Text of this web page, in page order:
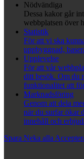
Nödvändiga
Dessa kakor går
webbplatsen över
Statistik
För att vi ska
uppbyggnad,
Upplevelse
För att vår
ditt besök. Om du
funktionalitet att
Marknadsföring
Genom att dela
när du surfar ökar
innehåll och
Spara Neka alla